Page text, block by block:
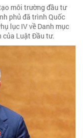
môi trường đầu tư
phủ đã trình Quốc
lục IV về Danh mục
của Luật Đầu tư.